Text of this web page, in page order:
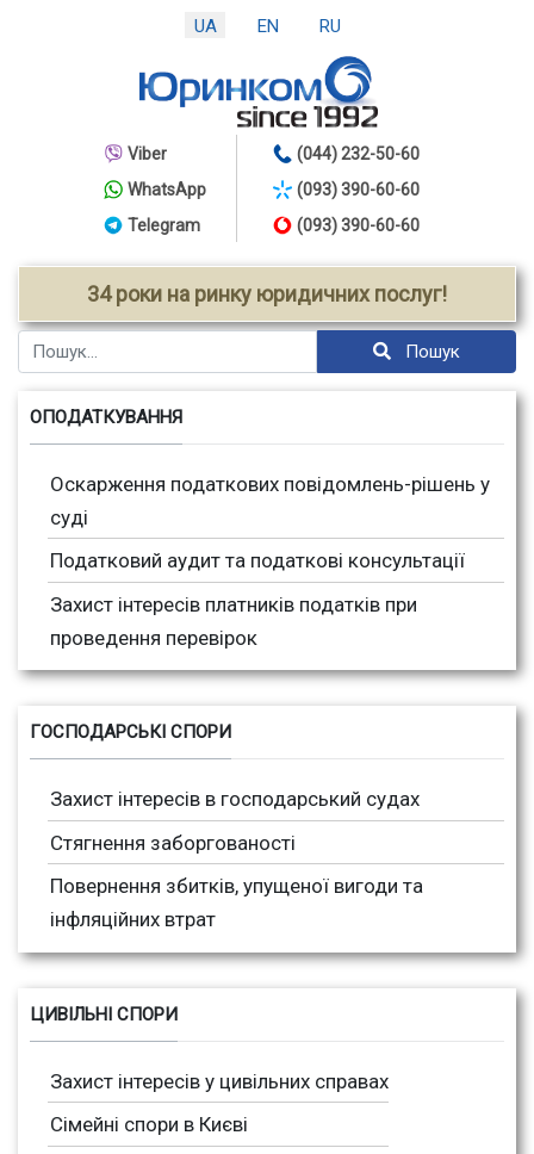
UA EN RU
Viber
WhatsApp
Telegram
(044) 232-50-60
(093) 390-60-60
(093) 390-60-60
34 роки на ринку юридичних послуг!
Пошук Пошук
ОПОДАТКУВАННЯ
Оскарження податкових повідомлень-рішень у
суді
Податковий аудит та податкові консультації
Захист інтересів платників податків при
проведення перевірок
ГОСПОДАРСЬКІ СПОРИ
Захист інтересів в господарський судах
Стягнення заборгованості
Повернення збитків, упущеної вигоди та
інфляційних втрат
ЦИВІЛЬНІ СПОРИ
Захист інтересів у цивільних справах
Сімейні спори в Києві